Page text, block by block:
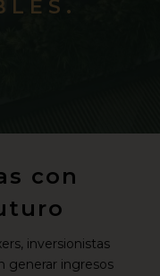
con
inversionistas
generar ingresos